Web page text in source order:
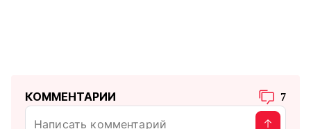
КОММЕНТАРИИ 7